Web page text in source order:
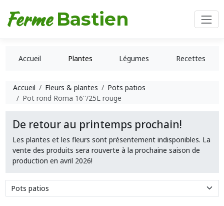
Ferme Bastien
Accueil Plantes Légumes Recettes
Accueil Fleurs & plantes
Pots patios
Pot rond Roma 16''/25L rouge
De retour au printemps prochain!
Les plantes et les fleurs sont présentement indisponibles. La
vente des produits sera rouverte à la prochaine saison de
production en avril 2026!